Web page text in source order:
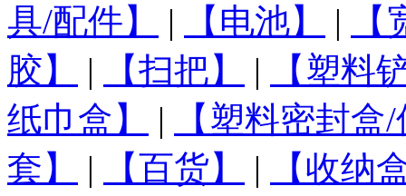
具/配件】
| 【电池】 |
胶】
| 【扫把】 |
【塑料
纸巾盒】
|
【塑料密封盒
套】
| 【百货】 |
【收纳